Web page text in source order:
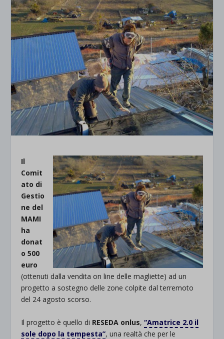
Il
Comit
ato di
Gestio
ne del
MAMI
ha
donat
o 500
euro
(ottenuti dalla vendita on line delle magliette) ad un
progetto a sostegno delle zone colpite dal terremoto
del 24 agosto scorso.
Il progetto è quello di RESEDA onlus,“Amatrice 2.0 il
sole dopo la tempesta”, una realtà che per le